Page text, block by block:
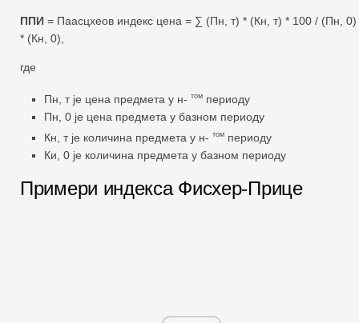
ППИ = Паасцхеов индекс цена = ∑ (Пн, т) * (Кн, т) * 100 / (Пн, 0)
* (Кн, 0),
где
Пн, т је цена предмета у н- том периоду
Пн, 0 је цена предмета у базном периоду
Кн, т је количина предмета у н- том периоду
Ки, 0 је количина предмета у базном периоду
Примери индекса Фисхер-Прице